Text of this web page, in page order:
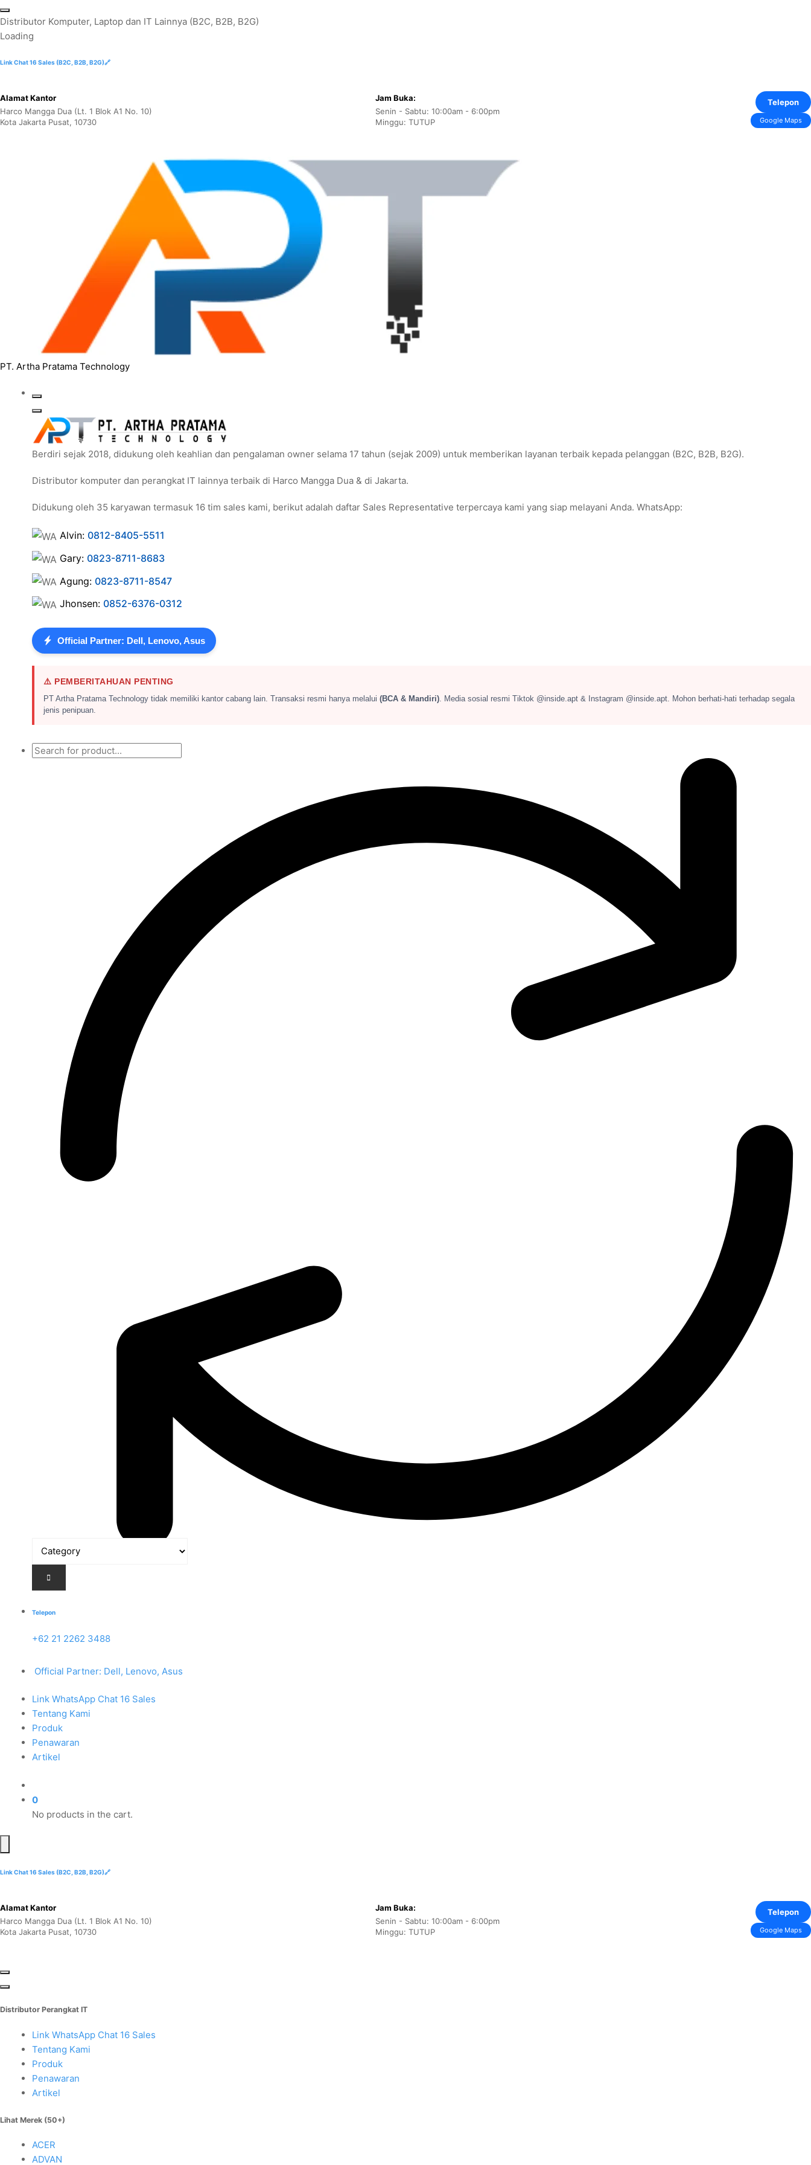
Skip
to
content
Distributor Komputer, Laptop dan IT Lainnya (B2C, B2B, B2G)
Loading
Link Chat 16 Sales (B2C, B2B, B2G)🔗
Alamat Kantor
Harco Mangga Dua (Lt. 1 Blok A1 No. 10)
Kota Jakarta Pusat, 10730
Jam Buka:
Senin - Sabtu: 10:00am - 6:00pm
Minggu: TUTUP
Telepon
Google Maps
PT. Artha Pratama Technology
Berdiri sejak 2018, didukung oleh keahlian dan pengalaman owner selama 17 tahun (sejak 2009) untuk memberikan layanan terbaik kepada pelanggan (B2C, B2B, B2G).
Distributor komputer dan perangkat IT lainnya terbaik di Harco Mangga Dua & di Jakarta.
Didukung oleh 35 karyawan termasuk 16 tim sales kami, berikut adalah daftar Sales Representative terpercaya kami yang siap melayani Anda. WhatsApp:
Alvin: 0812-8405-5511
Gary: 0823-8711-8683
Agung: 0823-8711-8547
Jhonsen: 0852-6376-0312
Official Partner: Dell, Lenovo, Asus
⚠️ PEMBERITAHUAN PENTING
PT Artha Pratama Technology tidak memiliki kantor cabang lain. Transaksi resmi hanya melalui(BCA & Mandiri) . Media sosial resmi Tiktok @inside.apt & Instagram @inside.apt. Mohon berhati-hati terhadap segala
jenis penipuan.
Telepon
+62 21 2262 3488
Official Partner: Dell, Lenovo, Asus
Link WhatsApp Chat 16 Sales
Tentang Kami
Produk
Penawaran
Artikel
0
No products in the cart.
Link Chat 16 Sales (B2C, B2B, B2G)🔗
Alamat Kantor
Harco Mangga Dua (Lt. 1 Blok A1 No. 10)
Kota Jakarta Pusat, 10730
Jam Buka:
Senin - Sabtu: 10:00am - 6:00pm
Minggu: TUTUP
Telepon
Google Maps
Distributor Perangkat IT
Link WhatsApp Chat 16 Sales
Tentang Kami
Produk
Penawaran
Artikel
Lihat Merek (50+)
ACER
ADVAN